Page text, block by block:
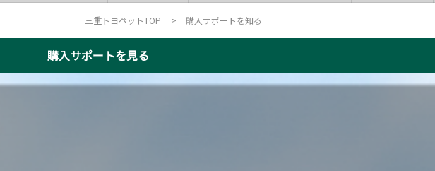
三重トヨペットTOP 購入サポートを知る
購入サポートを見る